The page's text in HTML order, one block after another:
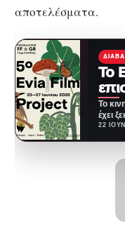
αποτελέσματα.
Το
Το
έχει
22